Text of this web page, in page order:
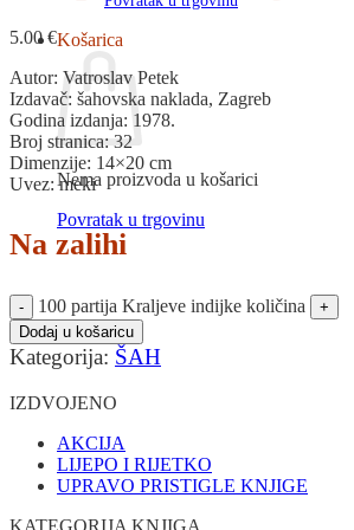
Košarica
Nema proizvoda u košarici
Povratak u trgovinu
5.00€
Autor: Vatroslav Petek
Izdavač: šahovska naklada, Zagreb
Godina izdanja: 1978.
Broj stranica: 32
Dimenzije: 14×20 cm
Uvez: meki
Na zalihi
100 partija Kraljeve indijke količina
Dodaj u košaricu
Kategorija: ŠAH
IZDVOJENO
AKCIJA
LIJEPO I RIJETKO
UPRAVO PRISTIGLE KNJIGE